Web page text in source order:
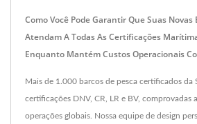
Como Você Pode Garantir Que Suas Novas
Atendam A Todas As Certificações
Enquanto Mantém Custos Operacionais
Mais de 1.000 barcos de pesca certificados da
certificações DNV, CR, LR e BV, comprovadas
operações globais. Nossa equipe de design